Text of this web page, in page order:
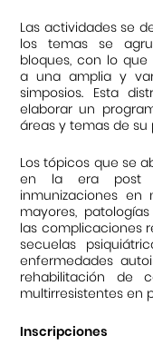
Las actividades se
los temas se
bloques, con lo
a una amplia y
simposios. Esta
elaborar un
áreas y temas de su
Los tópicos que se
en la era post
inmunizaciones en
mayores,
las complicaciones
secuelas
enfermedades
rehabilitación de
multirresistentes en
Inscripciones